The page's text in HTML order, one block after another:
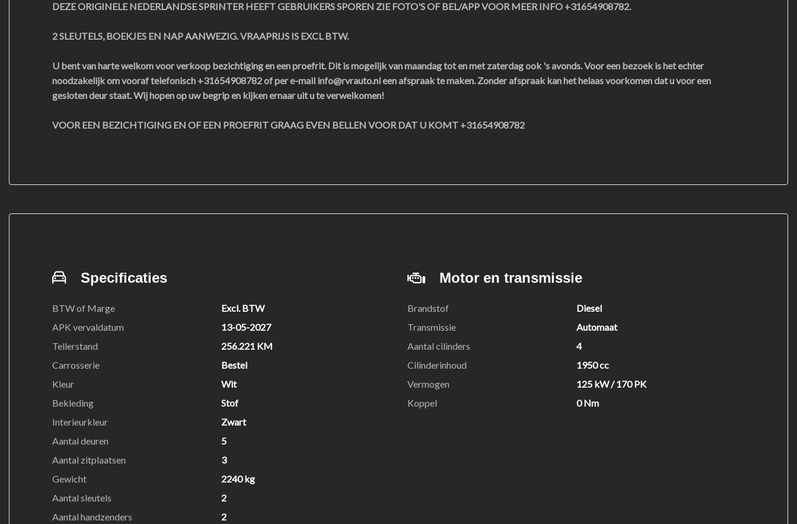
DEZE ORIGINELE NEDERLANDSE SPRINTER HEEFT GEBRUIKERS SPOREN ZIE FOTO'S OF BEL/APP VOOR MEER INFO +31654908782.
2 SLEUTELS, BOEKJES EN NAP AANWEZIG. VRAAPRIJS IS EXCL BTW.
U bent van harte welkom voor verkoop bezichtiging en een proefrit. Dit is mogelijk van maandag tot en met zaterdag ook 's avonds. Voor een bezoek is het echter
noodzakelijk om vooraf telefonisch +31654908782 of per e-mail info@rvrauto.nl een afspraak te maken. Zonder afspraak kan het helaas voorkomen dat u voor een
gesloten deur staat. Wij hopen op uw begrip en kijken ernaar uit u te verwelkomen!
VOOR EEN BEZICHTIGING EN OF EEN PROEFRIT GRAAG EVEN BELLEN VOOR DAT U KOMT +31654908782
Specificaties
BTW of Marge
Excl. BTW
APK vervaldatum
13-05-2027
Tellerstand
256.221 KM
Carrosserie
Bestel
Kleur
Wit
Bekleding
Stof
Interieurkleur
Zwart
Aantal deuren
5
Aantal zitplaatsen
3
Gewicht
2240 kg
Aantal sleutels
2
Aantal handzenders
2
Motor en transmissie
Brandstof
Diesel
Transmissie
Automaat
Aantal cilinders
4
Cilinderinhoud
1950 cc
Vermogen
125 kW / 170 PK
Koppel
0 Nm